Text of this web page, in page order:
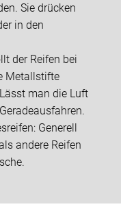
Sie drücken
in den
der Reifen bei
Metallstifte
man die Luft
Generell
andere Reifen